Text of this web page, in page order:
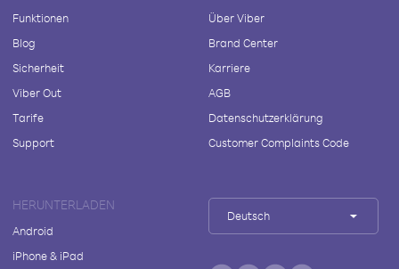
Funktionen
Blog
Sicherheit
Viber Out
Tarife
Support
Über Viber
Brand Center
Karriere
AGB
Datenschutzerklärung
Customer Complaints Code
HERUNTERLADEN
Android
iPhone & iPad
Deutsch